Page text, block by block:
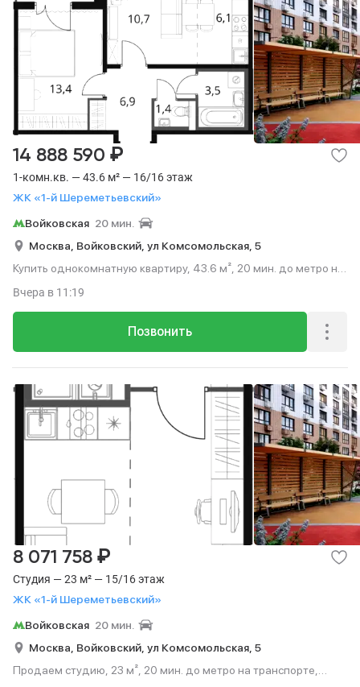
1-комн.кв. — 43.6 м² — 16/16 этаж
ЖК «1-й Шереметьевский»
14 888 590 ₽
Войковская 20 мин.
Москва, Войковский, ул Комсомольская, 5
Купить однокомнатную квартиру, 43.6 м², 20 мин. до метро на
Позвонить
Вчера в 11:19
Студия — 23 м² — 15/16 этаж
ЖК «1-й Шереметьевский»
8 071 758 ₽
Войковская 20 мин.
Москва, Войковский, ул Комсомольская, 5
Продаем студию, 23 м², 20 мин. до метро на транспорте,